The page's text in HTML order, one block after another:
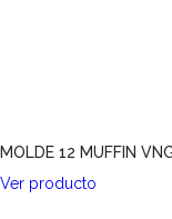
MOLDE 12 MUFFIN
Ver producto